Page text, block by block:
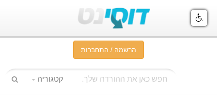
הרשמה / התחברות
קטגוריה